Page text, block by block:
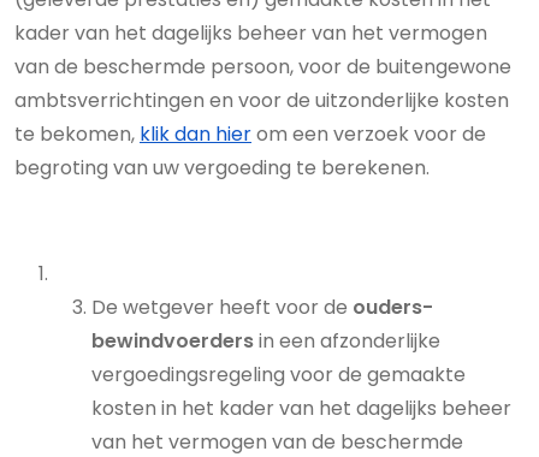
kader van het dagelijks beheer van het vermogen
van de beschermde persoon, voor de buitengewone
ambtsverrichtingen en voor de uitzonderlijke kosten
te bekomen, klik dan hierom een verzoek voor de
begroting van uw vergoeding te berekenen.
De wetgever heeft voor de ouders-
bewindvoerdersin een afzonderlijke
vergoedingsregeling voor de gemaakte
kosten in het kader van het dagelijks beheer
van het vermogen van de beschermde